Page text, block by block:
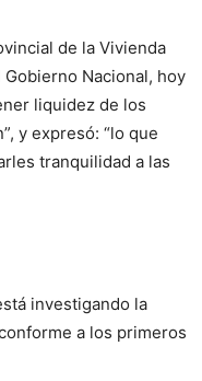
de la Vivienda
Nacional, hoy
liquidez de los
y expresó: “lo que
tranquilidad a las
investigando la
a los primeros